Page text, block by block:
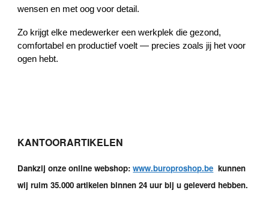
wensen en met oog voor detail.
Zo krijgt elke medewerker een werkplek die gezond,
comfortabel en productief voelt — precies zoals jij het voor
ogen hebt.
KANTOORARTIKELEN
Dankzij onze online webshop:www.buroproshop.be kunnen
wij ruim 35.000 artikelen binnen 24 uur bij u geleverd hebben.